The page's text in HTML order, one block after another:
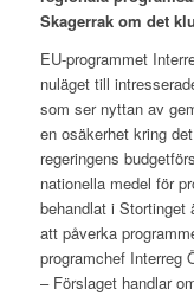
Skagerrak om det
EU-programmet
nuläget till
som ser nyttan av
en osäkerhet kring
regeringens
nationella medel för
behandlat i Stortinget
att påverka
programchef Interreg
– Förslaget handlar